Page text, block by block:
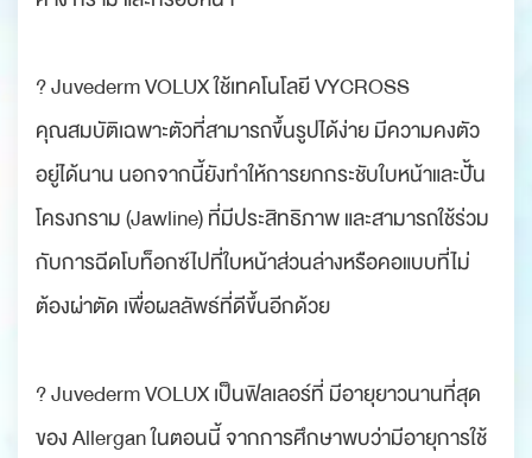
? Juvederm VOLUX ใช้เทคโนโลยี VYCROSS
คุณสมบัติเฉพาะตัวที่สามารถขึ้นรูปได้ง่าย มีความคงตัว
อยู่ได้นาน นอกจากนี้ยังทำให้การยกกระชับใบหน้าและปั้น
โครงกราม (Jawline) ที่มีประสิทธิภาพ และสามารถใช้ร่วม
กับการฉีดโบท็อกซ์ไปที่ใบหน้าส่วนล่างหรือคอแบบที่ไม่
ต้องผ่าตัด เพื่อผลลัพธ์ที่ดีขึ้นอีกด้วย
? Juvederm VOLUX เป็นฟิลเลอร์ที่ มีอายุยาวนานที่สุด
ของ Allergan ในตอนนี้ จากการศึกษาพบว่ามีอายุการใช้